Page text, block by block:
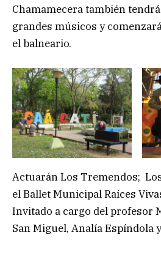
Chamamecera también
grandes músicos y
el balneario.
Actuarán Los Tremendos;
el Ballet Municipal Raíces
Invitado a cargo del profesor
San Miguel, Analía Espíndola